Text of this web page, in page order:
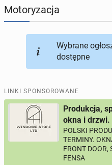
KUPIĘ & SPRZEDAM
Motoryzacja
Wybrane
dostępne
LINKI SPONSOROWANE
Produkcja,
okna i drzwi.
POLSKI
TERMINY.
FRONT DOOR,
FENSA